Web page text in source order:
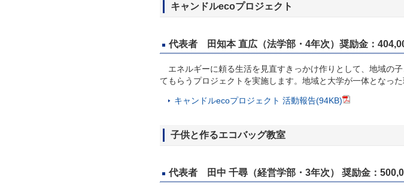
キャンドルecoプロジェクト
代表者 田知本 直広（法学部・4年次）奨励金：
エネルギーに頼る生活を見直すきっかけ作りとして、地域の
てもらうプロジェクトを実施します。地域と大学が一体となっ
キャンドルecoプロジェクト 活動報告(94KB)
子供と作るエコバッグ教室
代表者 田中 千尋（経営学部・3年次） 奨励金：